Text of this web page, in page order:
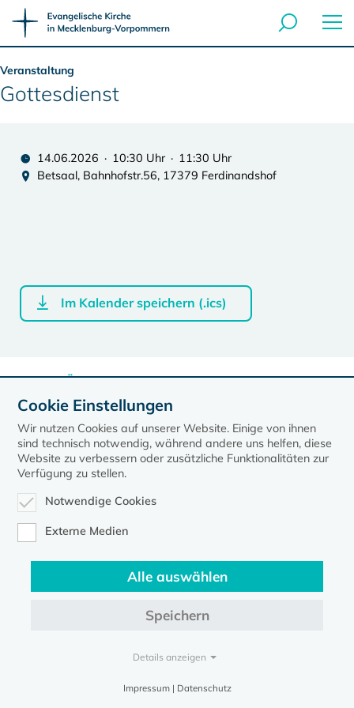
Veranstaltung
Gottesdienst
14.06.2026 · 10:30 Uhr · 11:30 Uhr
Betsaal, Bahnhofstr.56, 17379 Ferdinandshof
Im Kalender speichern (.ics)
zurück zur Übersicht der Veranstaltungen
Evangelische Kirche in Mecklenburg-Vorpommern © 2026
Cookie Einstellungen
Wir nutzen Cookies auf unserer Website. Einige von ihnen
sind technisch notwendig, während andere uns helfen, diese
Website zu verbessern oder zusätzliche Funktionalitäten zur
Verfügung zu stellen.
Notwendige Cookies
Externe Medien
Alle auswählen
Speichern
Details anzeigen
Impressum | Datenschutz